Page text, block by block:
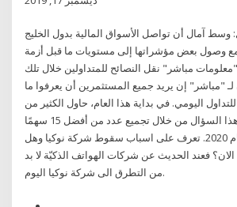
آمال أن تواصل الأسواق المالية بدول الخليج
وصول بعض مؤشراتها إلى مستويات ما قبل أزمة
مباشر" نقل النصائح للمتداولين خلال تلك
لـ "مباشر" إن يريد جميع المستثمرين أن يعرفوا ما
اليومي. في بداية هذا العام، حاول الكثير من
المحللين الإجابة على هذا السؤال من خلال تجميع عدد من أفضل 15 سهمًا
للتداول اليومي لعام 2020. تعرف على اسباب سقوط شركة نوكيا وهل
فعند الحديث عن شركات الهواتف الذكيّة لا بد
من التطرق الى شركة نوكيا اليوم.